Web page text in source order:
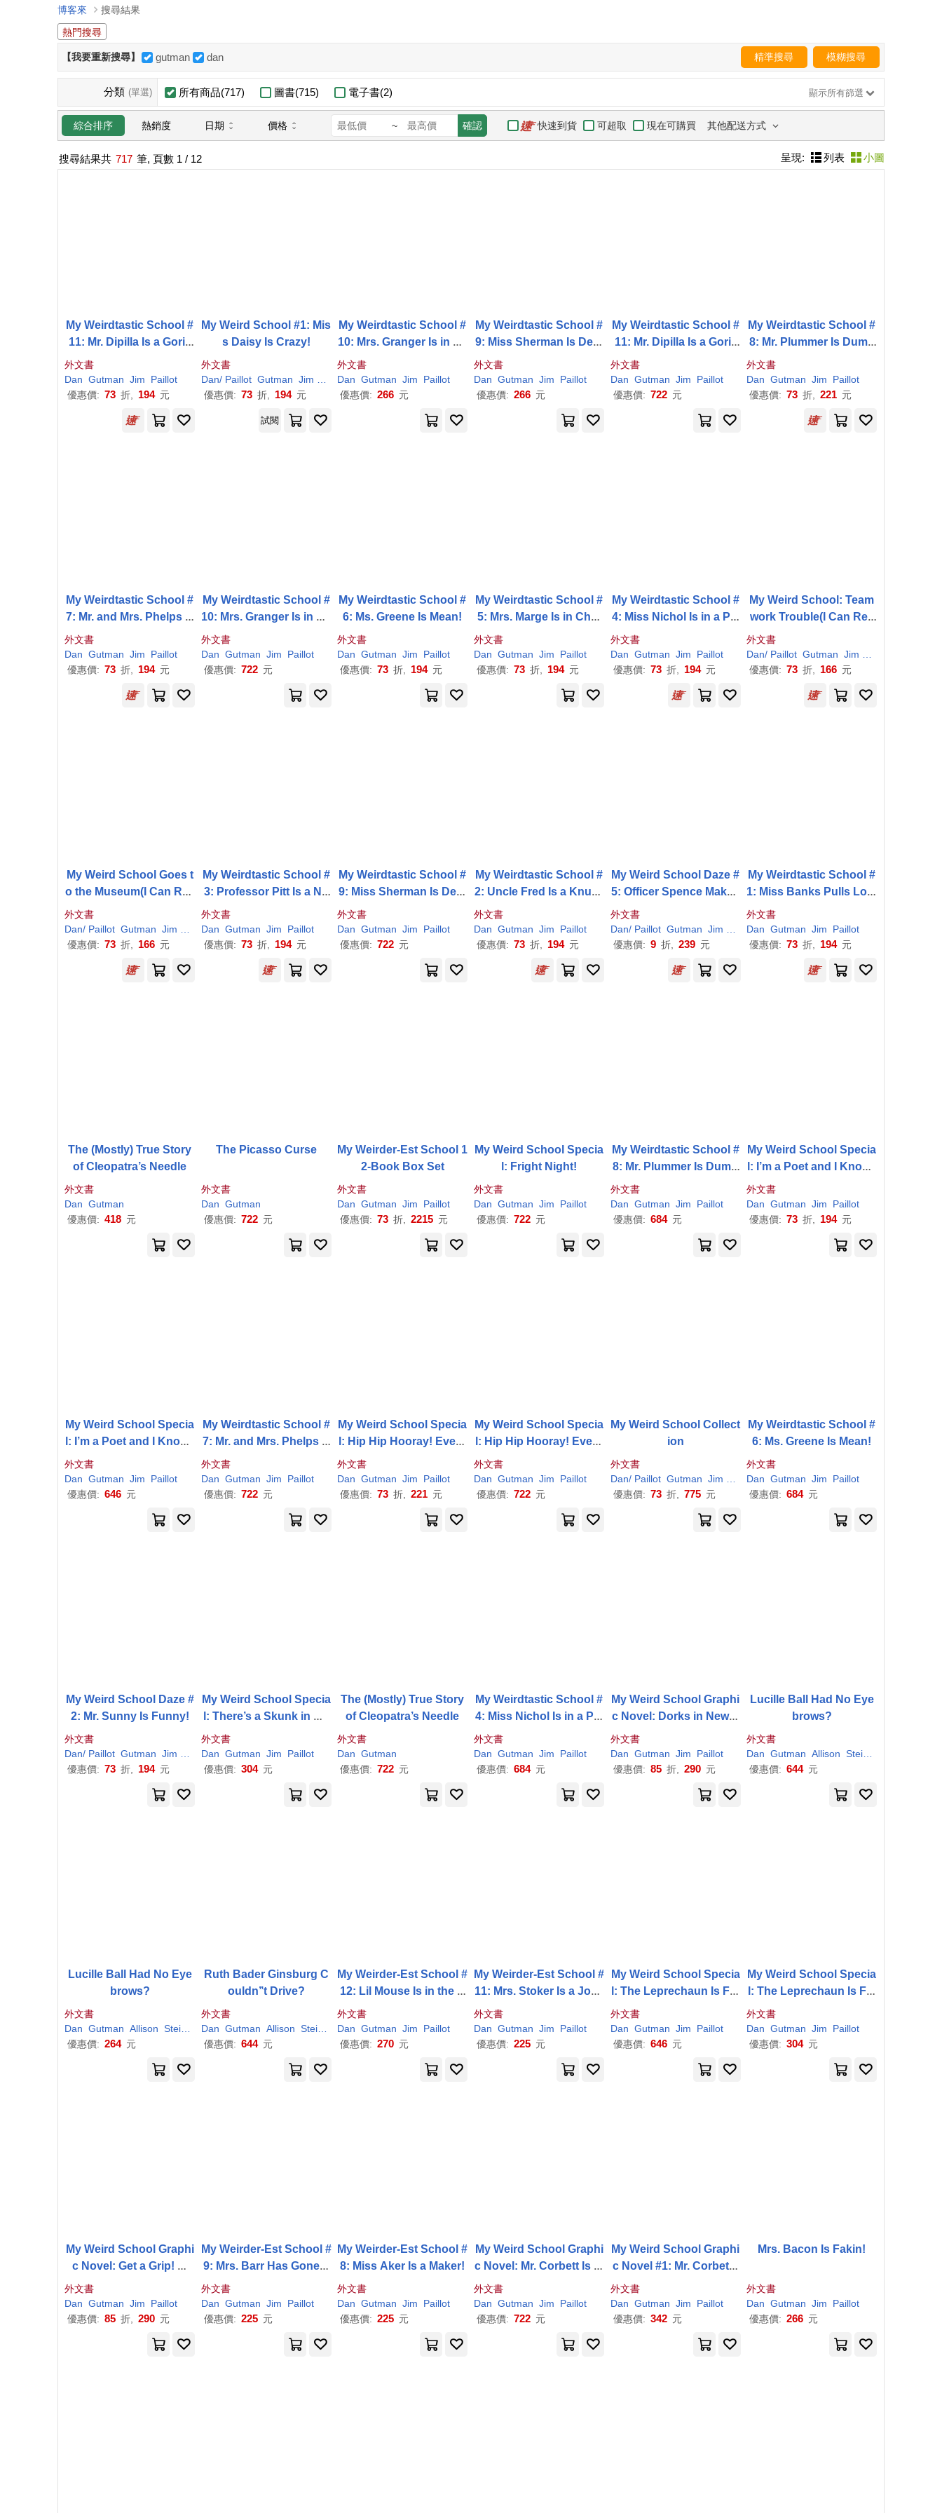
博客來
搜尋結果
熱門搜尋
【我要重新搜尋】 gutman dan 精準搜尋 模糊搜尋
分類 (單選) 所有商品(717) 圖書(715) 電子書(2) 顯示所有篩選
綜合排序 熱銷度 日期 價格 ~ 確認 快速到貨 可超取 現在可購買 其他配送方式
搜尋結果共 717 筆, 頁數 1 / 12 呈現: 列表 小圖
My Weirdtastic School #
11: Mr. Dipilla Is a Gorill
外文書
Dan Gutman Jim
Paillot
優惠價: 73 折, 194 元
My Weird School #1: Mis
s Daisy Is Crazy!
外文書
Dan/ Paillot Gutman Jim (ILT)
優惠價: 73 折, 194 元
My Weirdtastic School #
10: Mrs. Granger Is in Da
外文書
Dan Gutman Jim
Paillot
優惠價: 266 元
My Weirdtastic School #
9: Miss Sherman Is Dete
外文書
Dan Gutman Jim
Paillot
優惠價: 266 元
My Weirdtastic School #
11: Mr. Dipilla Is a Gorill
外文書
Dan Gutman Jim
Paillot
優惠價: 722 元
My Weirdtastic School #
8: Mr. Plummer Is Dumb
外文書
Dan Gutman Jim
Paillot
優惠價: 73 折, 221 元
試閱
My Weirdtastic School #
7: Mr. and Mrs. Phelps N
eed Some Help!
外文書
Dan Gutman Jim
Paillot
優惠價: 73 折, 194 元
My Weirdtastic School #
10: Mrs. Granger Is in Da
外文書
Dan Gutman Jim
Paillot
優惠價: 722 元
My Weirdtastic School #
6: Ms. Greene Is Mean!
外文書
Dan Gutman Jim
Paillot
優惠價: 73 折, 194 元
My Weirdtastic School #
5: Mrs. Marge Is in Char
外文書
Dan Gutman Jim
Paillot
優惠價: 73 折, 194 元
My Weirdtastic School #
4: Miss Nichol Is in a Pic
外文書
Dan Gutman Jim
Paillot
優惠價: 73 折, 194 元
My Weird School: Team
work Trouble(I Can Rea
外文書
Dan/ Paillot Gutman Jim (ILT)
優惠價: 73 折, 166 元
My Weird School Goes t
o the Museum(I Can Rea
外文書
Dan/ Paillot Gutman Jim (ILT)
優惠價: 73 折, 166 元
My Weirdtastic School #
3: Professor Pitt Is a Nit
外文書
Dan Gutman Jim
Paillot
優惠價: 73 折, 194 元
My Weirdtastic School #
9: Miss Sherman Is Dete
外文書
Dan Gutman Jim
Paillot
優惠價: 722 元
My Weirdtastic School #
2: Uncle Fred Is a Knuck
外文書
Dan Gutman Jim
Paillot
優惠價: 73 折, 194 元
My Weird School Daze #
5: Officer Spence Makes
外文書
Dan/ Paillot Gutman Jim (ILT)
優惠價: 9 折, 239 元
My Weirdtastic School #
1: Miss Banks Pulls Lots
外文書
Dan Gutman Jim
Paillot
優惠價: 73 折, 194 元
The (Mostly) True Story
of Cleopatra’s Needle
外文書
Dan Gutman
優惠價: 418 元
The Picasso Curse
外文書
Dan Gutman
優惠價: 722 元
My Weirder-Est School 1
2-Book Box Set
外文書
Dan Gutman Jim
Paillot
優惠價: 73 折, 2215 元
My Weird School Specia
l: Fright Night!
外文書
Dan Gutman Jim
Paillot
優惠價: 722 元
My Weirdtastic School #
8: Mr. Plummer Is Dumb
外文書
Dan Gutman Jim
Paillot
優惠價: 684 元
My Weird School Specia
l: I’m a Poet and I Know I
外文書
Dan Gutman Jim
Paillot
優惠價: 73 折, 194 元
My Weird School Specia
l: I’m a Poet and I Know I
外文書
Dan Gutman Jim
Paillot
優惠價: 646 元
My Weirdtastic School #
7: Mr. and Mrs. Phelps N
eed Some Help!
外文書
Dan Gutman Jim
Paillot
優惠價: 722 元
My Weird School Specia
l: Hip Hip Hooray! Every
Day Is a Holiday!
外文書
Dan Gutman Jim
Paillot
優惠價: 73 折, 221 元
My Weird School Specia
l: Hip Hip Hooray! Every
Day Is a Holiday!
外文書
Dan Gutman Jim
Paillot
優惠價: 722 元
My Weird School Collect
ion
外文書
Dan/ Paillot Gutman Jim (ILT)
優惠價: 73 折, 775 元
My Weirdtastic School #
6: Ms. Greene Is Mean!
外文書
Dan Gutman Jim
Paillot
優惠價: 684 元
My Weird School Daze #
2: Mr. Sunny Is Funny!
外文書
Dan/ Paillot Gutman Jim (ILT)
優惠價: 73 折, 194 元
My Weird School Specia
l: There’s a Skunk in My
外文書
Dan Gutman Jim
Paillot
優惠價: 304 元
The (Mostly) True Story
of Cleopatra’s Needle
外文書
Dan Gutman
優惠價: 722 元
My Weirdtastic School #
4: Miss Nichol Is in a Pic
外文書
Dan Gutman Jim
Paillot
優惠價: 684 元
My Weird School Graphi
c Novel: Dorks in New Y
外文書
Dan Gutman Jim
Paillot
優惠價: 85 折, 290 元
Lucille Ball Had No Eye
brows?
外文書
Dan Gutman Allison Steinfeld
優惠價: 644 元
Lucille Ball Had No Eye
brows?
外文書
Dan Gutman Allison Steinfeld
優惠價: 264 元
Ruth Bader Ginsburg C
ouldn’’t Drive?
外文書
Dan Gutman Allison Steinfeld
優惠價: 644 元
My Weirder-Est School #
12: Lil Mouse Is in the H
外文書
Dan Gutman Jim
Paillot
優惠價: 270 元
My Weirder-Est School #
11: Mrs. Stoker Is a Joke
外文書
Dan Gutman Jim
Paillot
優惠價: 225 元
My Weird School Specia
l: The Leprechaun Is Fin
外文書
Dan Gutman Jim
Paillot
優惠價: 646 元
My Weird School Specia
l: The Leprechaun Is Fin
外文書
Dan Gutman Jim
Paillot
優惠價: 304 元
My Weird School Graphi
c Novel: Get a Grip! W
外文書
Dan Gutman Jim
Paillot
優惠價: 85 折, 290 元
My Weirder-Est School #
9: Mrs. Barr Has Gone T
外文書
Dan Gutman Jim
Paillot
優惠價: 225 元
My Weirder-Est School #
8: Miss Aker Is a Maker!
外文書
Dan Gutman Jim
Paillot
優惠價: 225 元
My Weird School Graphi
c Novel: Mr. Corbett Is in
Orbit!: A Graphic Novel
外文書
Dan Gutman Jim
Paillot
優惠價: 722 元
My Weird School Graphi
c Novel #1: Mr. Corbett I
外文書
Dan Gutman Jim
Paillot
優惠價: 342 元
Mrs. Bacon Is Fakin!
外文書
Dan Gutman Jim
Paillot
優惠價: 266 元